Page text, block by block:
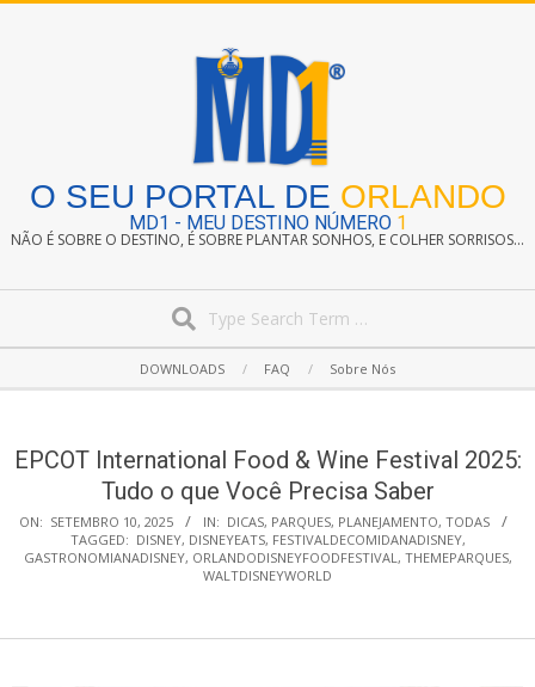
O SEU PORTAL DE ORLANDO
MD1 - MEU DESTINO NÚMERO 1
NÃO É SOBRE O DESTINO, É SOBRE PLANTAR SONHOS, E COLHER SORRISOS...
Navigation
DOWNLOADS FAQ Sobre Nós
EPCOT International Food & Wine Festival 2025:
Tudo o que Você Precisa Saber
ON: SETEMBRO 10, 2025 IN: DICAS, PARQUES, PLANEJAMENTO, TODAS
TAGGED: DISNEY, DISNEYEATS, FESTIVALDECOMIDANADISNEY,
GASTRONOMIANADISNEY, ORLANDODISNEYFOODFESTIVAL, THEMEPARQUES,
WALTDISNEYWORLD